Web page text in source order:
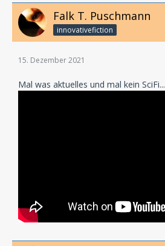
Falk T. Puschmann
innovativefiction
15. Dezember 2021
Mal was aktuelles und mal kein SciFi...